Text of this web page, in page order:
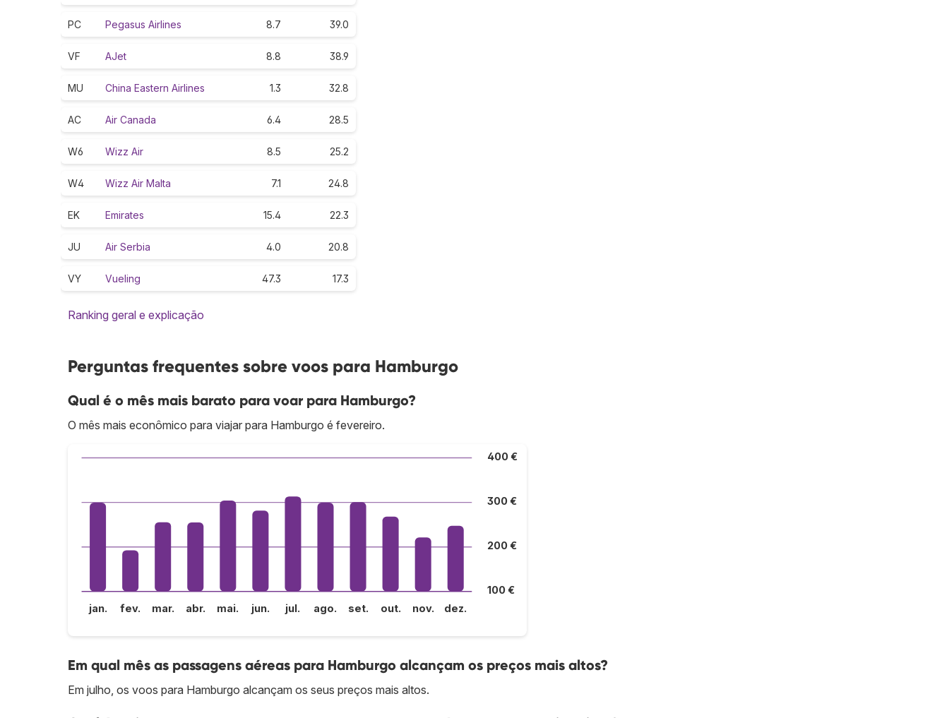
PC Pegasus Airlines 8.7 39.0
VF AJet 8.8 38.9
MU China Eastern Airlines 1.3 32.8
AC Air Canada 6.4 28.5
W6 Wizz Air 8.5 25.2
W4 Wizz Air Malta 7.1 24.8
EK Emirates 15.4 22.3
JU Air Serbia 4.0 20.8
VY Vueling 47.3 17.3
Ranking geral e explicação
Perguntas frequentes sobre voos para Hamburgo
Qual é o mês mais barato para voar para Hamburgo?
O mês mais econômico para viajar para Hamburgo é fevereiro.
100 €
200 €
300 €
400 €
jan. fev. mar. abr. mai. jun. jul. ago. set. out. nov. dez.
Em qual mês as passagens aéreas para Hamburgo alcançam os preços mais altos?
Em julho, os voos para Hamburgo alcançam os seus preços mais altos.